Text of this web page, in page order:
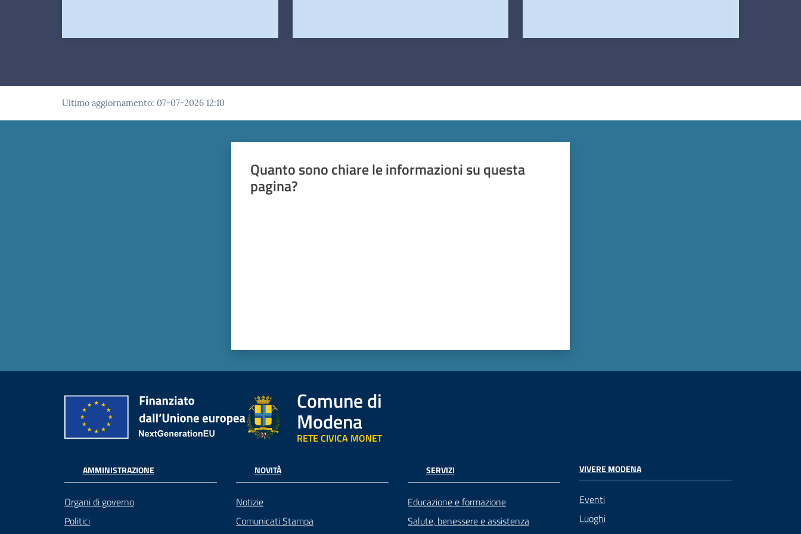
Ultimo aggiornamento: 07-07-2026 12:10
Quanto sono chiare le informazioni su questa
pagina?
Comune di
Modena
RETE CIVICA MONET
AMMINISTRAZIONE
Organi di governo
Politici
NOVITÀ
Notizie
Comunicati Stampa
SERVIZI
Educazione e formazione
Salute, benessere e assistenza
VIVERE MODENA
Eventi
Luoghi